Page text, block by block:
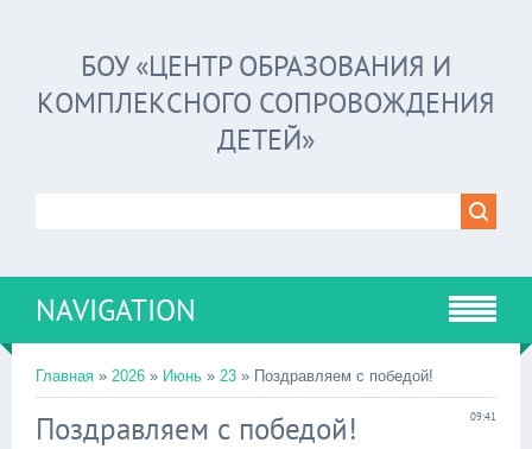
БОУ «ЦЕНТР ОБРАЗОВАНИЯ И
КОМПЛЕКСНОГО СОПРОВОЖДЕНИЯ
ДЕТЕЙ»
NAVIGATION
Главная » 2026 » Июнь » 23 » Поздравляем с победой!
09:41
Поздравляем с победой!